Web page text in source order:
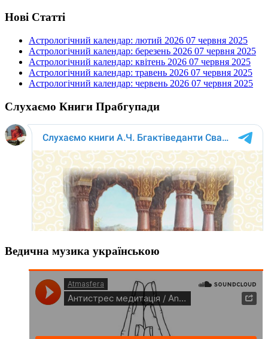
Нові Статті
Астрологічний календар: лютий 2026 07 червня 2025
Астрологічний календар: березень 2026 07 червня 2025
Астрологічний календар: квітень 2026 07 червня 2025
Астрологічний календар: травень 2026 07 червня 2025
Астрологічний календар: червень 2026 07 червня 2025
Слухаємо Книги Прабгупади
Ведична музика українською